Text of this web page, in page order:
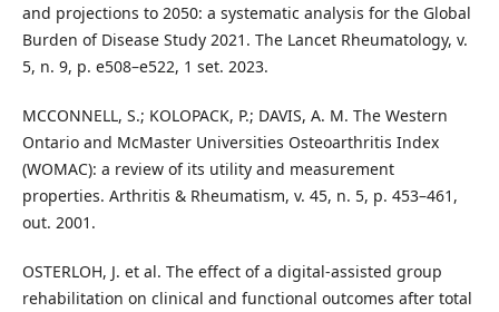
and projections to 2050: a systematic analysis for the Global
Burden of Disease Study 2021. The Lancet Rheumatology, v.
5, n. 9, p. e508–e522, 1 set. 2023.
MCCONNELL, S.; KOLOPACK, P.; DAVIS, A. M. The Western
Ontario and McMaster Universities Osteoarthritis Index
(WOMAC): a review of its utility and measurement
properties. Arthritis & Rheumatism, v. 45, n. 5, p. 453–461,
out. 2001.
OSTERLOH, J. et al. The effect of a digital-assisted group
rehabilitation on clinical and functional outcomes after total